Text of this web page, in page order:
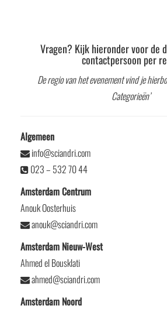
Vragen? Kijk hieronder voor de
contactpersoon per
De regio van het evenement vind je
Categorieën’
Algemeen
info@sciandri.com
023 – 532 70 44
Amsterdam Centrum
Anouk Oosterhuis
anouk@sciandri.com
Amsterdam Nieuw-West
Ahmed el Bousklati
ahmed@sciandri.com
Amsterdam Noord